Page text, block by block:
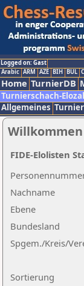
Logged on: Gast
Arabic ARM AZE BIH BUL
Home TurnierDB
Turnierschach-
Allgemeines
Nachname
Ebene
Sortierung
Bundesland
Spgem./Kreis/
FIDE-Elolisten